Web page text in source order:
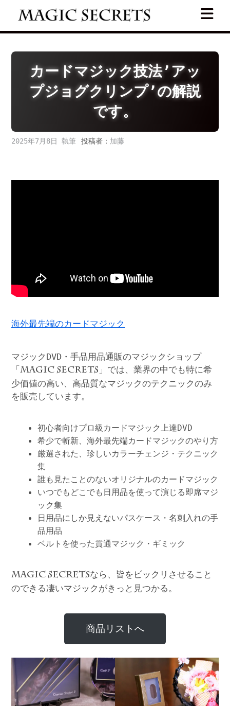
カードマジック技法’アッ
プジョグクリンプ’の解説
です。
2025年7月8日 投稿者： 加藤
海外最先端のカードマジック
マジックDVD・手品用品通販のマジックショップ
「 MAGIC SECRETS 」では、業界の中でも特に希
少価値の高い、高品質なマジックのテクニックのみ
を販売しています。
初心者向けプロ級カードマジック上達DVD
希少で斬新、海外最先端カードマジックのやり方
厳選された、珍しいカラーチェンジ・テクニック
集
誰も見たことのないオリジナルのカードマジック
いつでもどこでも日用品を使って演じる即席マジ
ック集
日用品にしか見えないパスケース・名刺入れの手
品用品
ベルトを使った貫通マジック・ギミック
MAGIC SECRETSなら、皆をビックリさせること
のできる凄いマジックがきっと見つかる。
商品リストへ